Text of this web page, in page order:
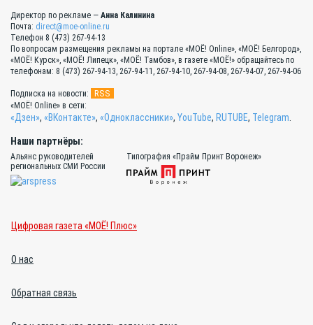
Директор по рекламе — Анна Калинина
Почта: direct@moe-online.ru
Телефон 8 (473) 267-94-13
По вопросам размещения рекламы на портале «МОЁ! Online», «МОЁ! Белгород»,
«МОЁ! Курск», «МОЁ! Липецк», «МОЁ! Тамбов», в газете «МОЁ!» обращайтесь по
телефонам: 8 (473) 267-94-13, 267-94-11, 267-94-10, 267-94-08, 267-94-07, 267-94-06
Подписка на новости: RSS
«МОЁ! Online» в сети:
«Дзен», «ВКонтакте», «Одноклассники», YouTube, RUTUBE, Telegram
Наши партнёры:
Альянс руководителей
региональных СМИ России
Типография «Прайм Принт Воронеж»
Цифровая газета «МОЁ! Плюс»
О нас
Обратная связь